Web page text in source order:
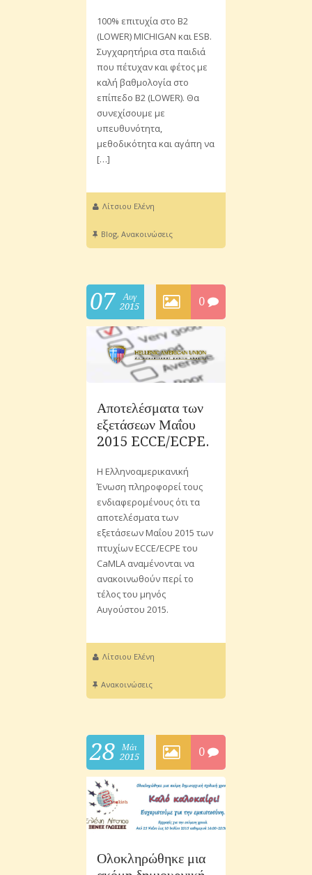
100% επιτυχία στο Β2
(LOWER) MICHIGAN και ESB.
Συγχαρητήρια στα παιδιά
που πέτυχαν και φέτος με
καλή βαθμολογία στο
επίπεδο B2 (LOWER). Θα
συνεχίσουμε με
υπευθυνότητα,
μεθοδικότητα και αγάπη να
[…]
Λίτσιου Ελένη
Blog, Ανακοινώσεις
07
Αυγ
2015
0
Αποτελέσματα των
εξετάσεων Μαΐου
2015 ECCE/ECPE.
H Ελληνοαμερικανική
Ένωση πληροφορεί τους
ενδιαφερομένους ότι τα
αποτελέσματα των
εξετάσεων Μαΐου 2015 των
πτυχίων ECCE/ECPE του
CaMLA αναμένονται να
ανακοινωθούν περί το
τέλος του μηνός
Αυγούστου 2015.
Λίτσιου Ελένη
Ανακοινώσεις
28
Μάι
2015
0
Ολοκληρώθηκε μια